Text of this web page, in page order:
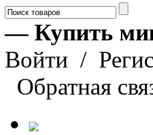
— Купить
Войти /
Обратная